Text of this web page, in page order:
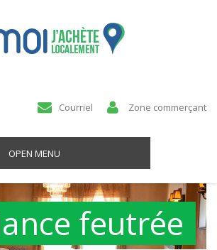
Courriel Zone commerçant
OPEN MENU
feutrée